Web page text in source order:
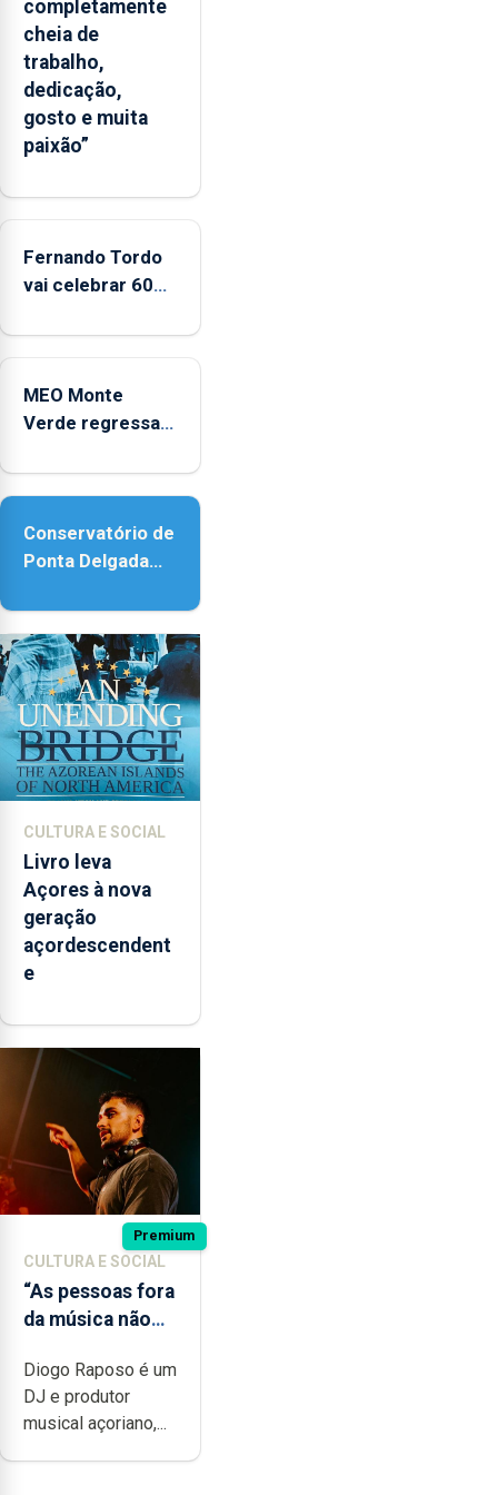
Chega,
critica
também
possibilidade
das
ostentar
a
completamente
cheia de
trabalho,
dedicação,
gosto e muita
paixão”
Fernando Tordo
vai celebrar 60
no Coliseu
MEO Monte
Verde regressa
acessibilidade
Conservatório de
Ponta Delgada
novos
instrumentos
CULTURA E SOCIAL
Livro leva
Açores à nova
geração
açordescendent
e
Premium
CULTURA E SOCIAL
“As pessoas fora
da música não
quão difícil é
produzir uma
música”
Diogo Raposo é um
DJ e produtor
musical açoriano,...